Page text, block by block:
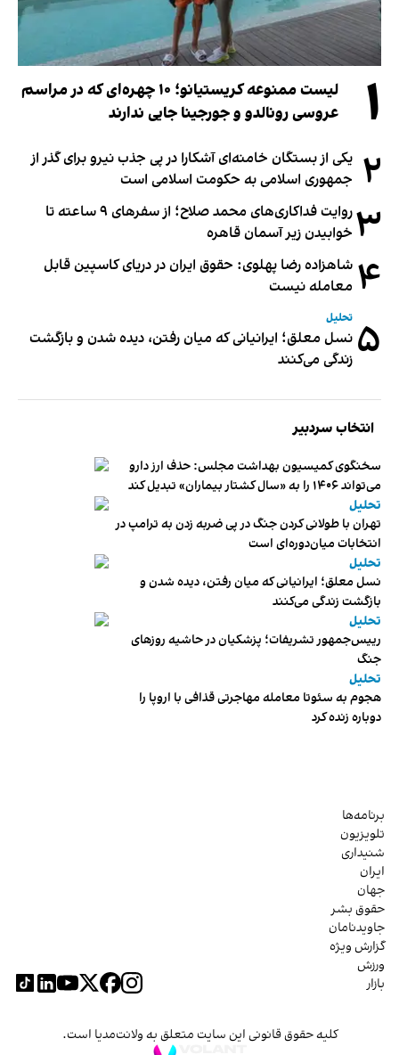
۱
لیست ممنوعه کریستیانو؛ ۱۰ چهره‌ای که در مراسم
عروسی رونالدو و جورجینا جایی ندارند
۲ یکی از بستگان خامنه‌ای آشکارا در پی جذب نیرو برای گذر از
جمهوری اسلامی به حکومت اسلامی است
۳
روایت فداکاری‌های محمد صلاح؛ از سفرهای ۹ ساعته تا
خوابیدن زیر آسمان قاهره
۴ شاهزاده رضا پهلوی: حقوق ایران در دریای کاسپین قابل
معامله نیست
۵ تحلیل
نسل معلق؛ ایرانیانی که میان رفتن، دیده شدن و بازگشت
زندگی می‌کنند
انتخاب سردبیر
سخنگوی کمیسیون بهداشت مجلس: حذف ارز دارو
می‌تواند ۱۴۰۶ را به «سال کشتار بیماران» تبدیل کند
تحلیل
تهران با طولانی کردن جنگ در پی ضربه زدن به ترامپ در
انتخابات میان‌دوره‌ای است
تحلیل
نسل معلق؛ ایرانیانی که میان رفتن، دیده شدن و
بازگشت زندگی می‌کنند
تحلیل
رییس‌جمهور تشریفات؛ پزشکیان در حاشیه روزهای
جنگ
تحلیل
هجوم به سئوتا معامله مهاجرتی قذافی با اروپا را
دوباره زنده کرد
برنامه‌ها
تلویزیون
شنیداری
ایران
جهان
حقوق بشر
جاویدنامان
گزارش ویژه
ورزش
بازار
کلیه حقوق قانونی این سایت متعلق به ولانت‌مدیا است.